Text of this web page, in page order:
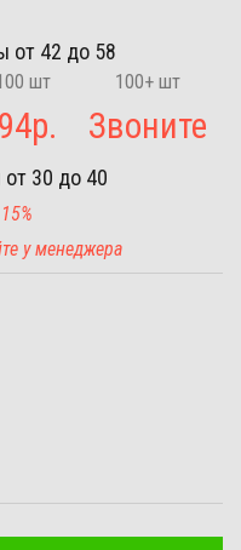
от 42 до 58
шт 100+ шт
р. Звоните
30 до 40
у менеджера